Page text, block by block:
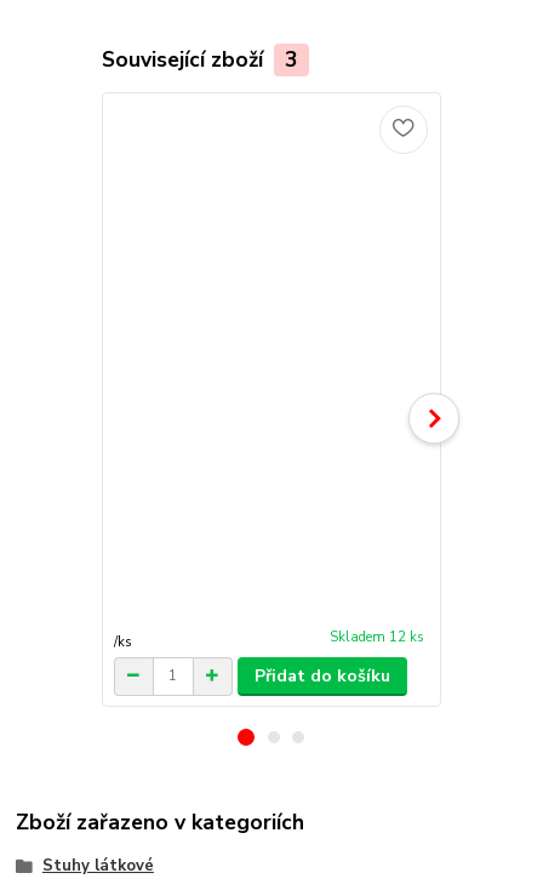
Související zboží 3
/ks Skladem 12 ks
Přidat do košíku
Zboží zařazeno v kategoriích
Stuhy látkové